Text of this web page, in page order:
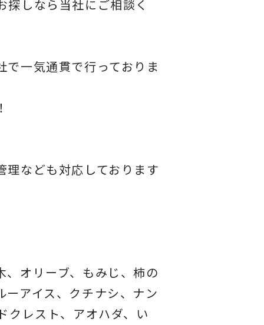
探しなら当社にご相談く
一気通貫で行っておりま
理なども対応しております
、オリーブ、もみじ、柿の
アイス、 クチナシ、ナン
クレスト、アオハダ、い